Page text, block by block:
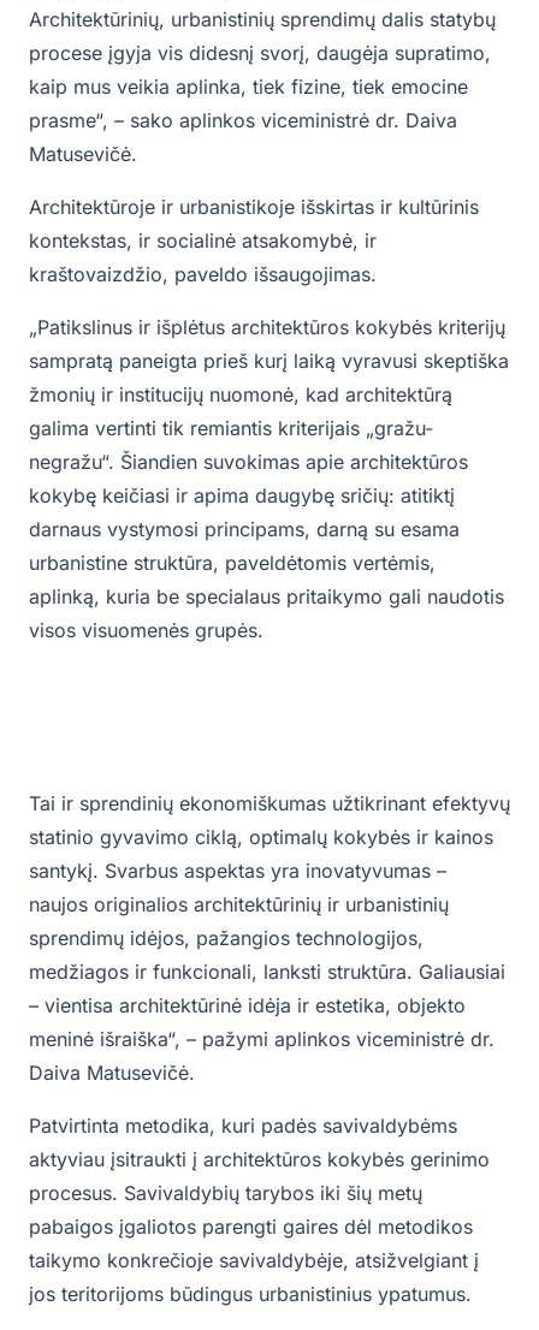
Architektūrinių, urbanistinių sprendimų dalis statybų
procese įgyja vis didesnį svorį, daugėja supratimo,
kaip mus veikia aplinka, tiek fizine, tiek emocine
prasme“, – sako aplinkos viceministrė dr. Daiva
Matusevičė.
Architektūroje ir urbanistikoje išskirtas ir kultūrinis
kontekstas, ir socialinė atsakomybė, ir
kraštovaizdžio, paveldo išsaugojimas.
„Patikslinus ir išplėtus architektūros kokybės kriterijų
sampratą paneigta prieš kurį laiką vyravusi skeptiška
žmonių ir institucijų nuomonė, kad architektūrą
galima vertinti tik remiantis kriterijais „gražu-
negražu“. Šiandien suvokimas apie architektūros
kokybę keičiasi ir apima daugybę sričių: atitiktį
darnaus vystymosi principams, darną su esama
urbanistine struktūra, paveldėtomis vertėmis,
aplinką, kuria be specialaus pritaikymo gali naudotis
visos visuomenės grupės.
Tai ir sprendinių ekonomiškumas užtikrinant efektyvų
statinio gyvavimo ciklą, optimalų kokybės ir kainos
santykį. Svarbus aspektas yra inovatyvumas –
naujos originalios architektūrinių ir urbanistinių
sprendimų idėjos, pažangios technologijos,
medžiagos ir funkcionali, lanksti struktūra. Galiausiai
– vientisa architektūrinė idėja ir estetika, objekto
meninė išraiška“, – pažymi aplinkos viceministrė dr.
Daiva Matusevičė.
Patvirtinta metodika, kuri padės savivaldybėms
aktyviau įsitraukti į architektūros kokybės gerinimo
procesus. Savivaldybių tarybos iki šių metų
pabaigos įgaliotos parengti gaires dėl metodikos
taikymo konkrečioje savivaldybėje, atsižvelgiant į
jos teritorijoms būdingus urbanistinius ypatumus.